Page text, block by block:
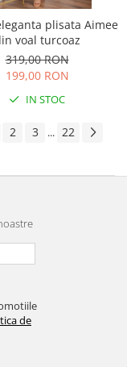
plisata Aimee
voal turcoaz
319,00 RON
199,00 RON
IN STOC
2 3 ... 22
de